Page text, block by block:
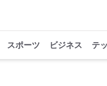
スポーツ ビジネス テ